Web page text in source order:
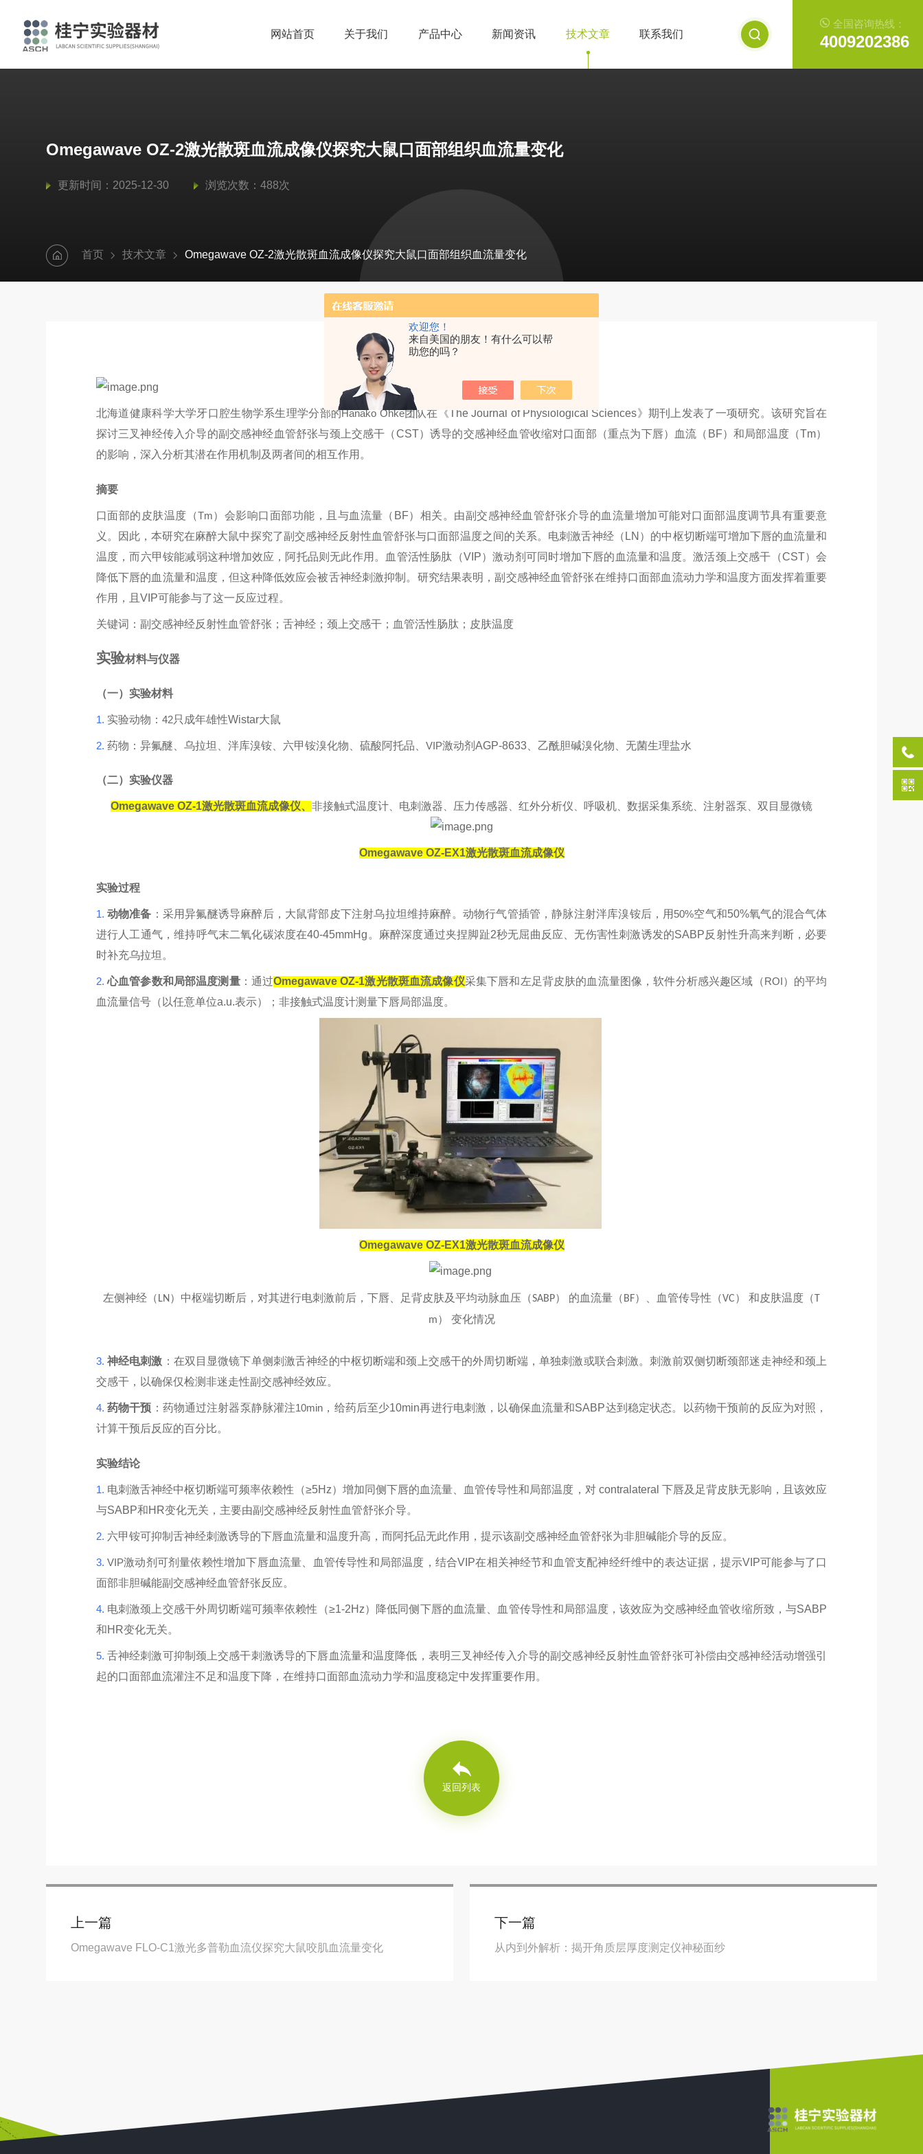
欢迎您！
来自美国的朋友！有什么可以帮
助您的吗？
全国咨询热线：
4009202386
网站首页 关于我们 产品中心 新闻资讯 技术文章 联系我们
Omegawave OZ-2激光散斑血流成像仪探究大鼠口面部组织血流量变化
更新时间：2025-12-30 浏览次数：488次
首页 技术文章 Omegawave OZ-2激光散斑血流成像仪探究大鼠口面部组织血流量变化
北海道健康科学大学牙口腔生物学系生理学分部的Hanako Ohke团队在《 The Journal of Physiological Sciences》期刊上发表了一项研究。该研究旨在
探讨三叉神经传入介导的副交感神经血管舒张与颈上交感干（CST）诱导的交感神经血管收缩对口面部（重点为下唇）血流（ BF）和局部温度（Tm）
的影响，深入分析其潜在作用机制及两者间的相互作用。
摘要
口面部的皮肤温度（Tm）会影响口面部功能，且与血流量（ BF）相关。由副交感神经血管舒张介导的血流量增加可能对口面部温度调节具有重要意
义。因此，本研究在麻醉大鼠中探究了副交感神经反射性血管舒张与口面部温度之间的关系。电刺激舌神经（ LN ）的中枢切断端可增加下唇的血流量和
温度，而六甲铵能减弱这种增加效应，阿托品则无此作用。血管活性肠肽（VIP）激动剂可同时增加下唇的血流量和温度。激活颈上交感干（CST）会
降低下唇的血流量和温度，但这种降低效应会被舌神经刺激抑制。研究结果表明，副交感神经血管舒张在维持口面部血流动力学和温度方面发挥着重要
作用，且 VIP可能参与了这一反应过程。
关键词：副交感神经反射性血管舒张；舌神经；颈上交感干；血管活性肠肽；皮肤温度
实验材料与仪器
（一）实验材料
1. 实验动物： 42只成年雄性Wistar大鼠
2. 药物：异氟醚、乌拉坦、泮库溴铵、六甲铵溴化物、硫酸阿托品、 VIP激动剂 AGP-8633、乙酰胆碱溴化物、无菌生理盐水
（二）实验仪器
Omegawave OZ-1激光散斑血流成像仪、 非接触式温度计 电刺激器 压力传感器 红外分析仪 呼吸机 数据采集系统 注射器泵 双目显微镜
Omegawave OZ-EX1激光散斑血流成像仪
实验过程
1. 动物准备 ：采用异氟醚诱导麻醉后，大鼠背部皮下注射乌拉坦维持麻醉。动物行气管插管，静脉注射泮库溴铵后，用 50%空气和50%氧气的混合气体
进行人工通气，维持呼气末二氧化碳浓度在40-45mmHg 。麻醉深度通过夹捏脚趾2秒无屈曲反应、无伤害性刺激诱发的SABP反射性升高来判断，必要
时补充乌拉坦。
2.心血管参数和局部温度测量：通过Omegawave OZ-1激光散斑血流成像仪采集下唇和左足背皮肤的血流量图像，软件分析感兴趣区域（ROI）的平均
血流量信号（以任意单位a.u.表示）；非接触式温度计测量下唇局部温度。
Omegawave OZ-EX1激光散斑血流成像仪
左侧神经（ LN ）中枢端切断后，对其进行电刺激前后，下唇、足背皮肤及平均动脉血压（SABP） 的血流量（ BF）、血管传导性（VC） 和皮肤温度（
m） 变化情况
3. 神经电刺激 ：在双目显微镜下单侧刺激舌神经的中枢切断端和颈上交感干的外周切断端，单独刺激或联合刺激。刺激前双侧切断颈部迷走神经和颈上
交感干，以确保仅检测非迷走性副交感神经效应。
4. 药物干预 ：药物通过注射器泵静脉灌注10min ，给药后至少10min再进行电刺激，以确保血流量和SABP达到稳定状态。以药物干预前的反应为对照，
计算干预后反应的百分比。
实验结论
1. 电刺激舌神经中枢切断端可频率依赖性（≥5Hz）增加同侧下唇的血流量、血管传导性和局部温度，对 contralateral 下唇及足背皮肤无影响，且该效应
与SABP和HR变化无关，主要由副交感神经反射性血管舒张介导。
2. 六甲铵可抑制舌神经刺激诱导的下唇血流量和温度升高，而阿托品无此作用，提示该副交感神经血管舒张为非胆碱能介导的反应。
3. VIP激动剂可剂量依赖性增加下唇血流量、血管传导性和局部温度，结合VIP在相关神经节和血管支配神经纤维中的表达证据，提示VIP可能参与了口
面部非胆碱能副交感神经血管舒张反应。
4. 电刺激颈上交感干外周切断端可频率依赖性（≥1-2Hz）降低同侧下唇的血流量、血管传导性和局部温度，该效应为交感神经血管收缩所致，与SABP
和HR变化无关。
5. 舌神经刺激可抑制颈上交感干刺激诱导的下唇血流量和温度降低，表明三叉神经传入介导的副交感神经反射性血管舒张可补偿由交感神经活动增强引
起的口面部血流灌注不足和温度下降，在维持口面部血流动力学和温度稳定中发挥重要作用。
返回列表
上一篇
Omegawave FLO-C1激光多普勒血流仪探究大鼠咬肌血流量变化
下一篇
从内到外解析：揭开角质层厚度测定仪神秘面纱